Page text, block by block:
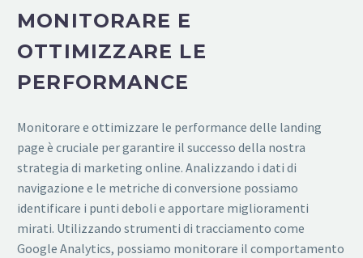
MONITORARE E
OTTIMIZZARE LE
PERFORMANCE
Monitorare e ottimizzare le performance delle landing
page è cruciale per garantire il successo della nostra
strategia di marketing online. Analizzando i dati di
navigazione e le metriche di conversione possiamo
identificare i punti deboli e apportare miglioramenti
mirati. Utilizzando strumenti di tracciamento come
Google Analytics, possiamo monitorare il comportamento